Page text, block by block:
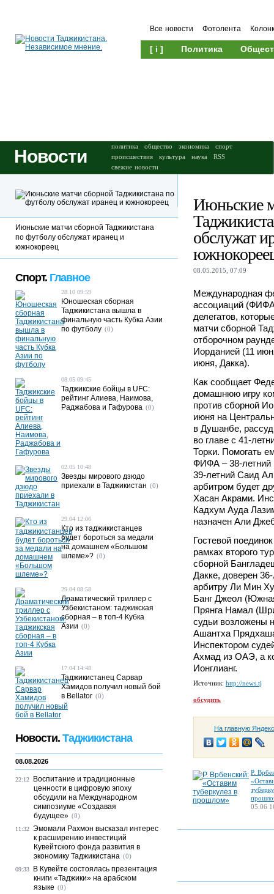
Все новости Фотолента
[ i ] Политика
Новости политика общество экономика
спорт
происшествия
культура наука
RSS
свежие новости
Июньские
обслужат
08.05.2015, 07:09
Международная
ассоциаций
делегатов,
матчи сборной
отборочном
Иорданией (11
июня, Дакка).
Как сообщает
домашнюю игру
против сборной
июня на
в Душанбе,
во главе с 41-
Торки. Помогать
ФИФА – 38-
39-летний Саид
арбитром будет
Хасан Акрами.
Кадхум Ауда
назначен Али
Гостевой
рамках второго
сборной
Дакке, доверен
арбитру Ли Мин
Банг Джеол
Прянга Намал
судьи возложены
Ашантха
Инспектором
Ахмад из ОАЭ, а
Ионглианг.
Источник: http://news.tj
обсудить
На главную
Р.
05.06
Июньские матчи сборной Таджикистана
по футболу обслужат иранец и
южнокореец
Спорт. Главное
28.10 09:59
Юношеская сборная
Таджикистана вышла в
финальную часть Кубка Азии
по футболу (0)
08.05 09:45
Таджикские бойцы в UFC:
рейтинг Алиева, Наимова,
Раджабова и Гафурова (0)
02.05 10:48
Звезды мирового дзюдо
приехали в Таджикистан (0)
29.04 12:06
Кто из таджикистанцев
будет бороться за медали
на домашнем «Большом
шлеме»? (0)
29.04 08:58
Драматический триллер с
Узбекистаном: таджикская
сборная – в топ-4 Кубка
Азии (0)
17.04 14:48
Таджикистанец Сарвар
Хамидов получил новый бой
в Bellator (0)
Новости. Таджикистана
08.08.2026
22:12
Воспитание и традиционные
ценности в цифровую эпоху
обсудили на Международном
симпозиуме «Создавая
будущее» (0)
11:32 Эмомали Рахмон высказал интерес
к расширению инвестиций
Кувейтского фонда развития в
экономику Таджикистана (0)
09:33
В Кувейте состоялась презентация
книги «Таджики» на арабском
языке (0)